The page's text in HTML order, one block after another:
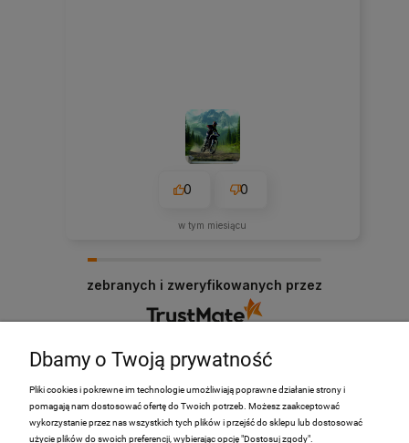
0 0
w tym miesiącu
zebranych i zweryfikowanych przez
PRODUKTY
Dbamy o Twoją prywatność
Pliki cookies i pokrewne im technologie umożliwiają poprawne działanie strony i
pomagają nam dostosować ofertę do Twoich potrzeb. Możesz zaakceptować
wykorzystanie przez nas wszystkich tych plików i przejść do sklepu lub dostosować
użycie plików do swoich preferencji, wybierając opcję "Dostosuj zgody".